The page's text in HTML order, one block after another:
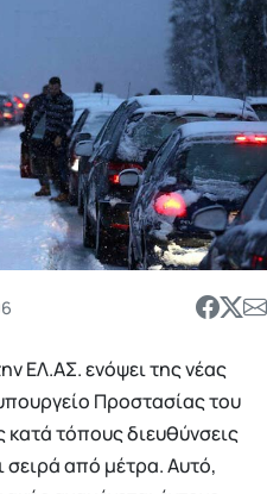
ΕΛ.ΑΣ. ενόψει της νέας
Προστασίας του
κατά τόπους διευθύνσεις
σειρά από μέτρα. Αυτό,